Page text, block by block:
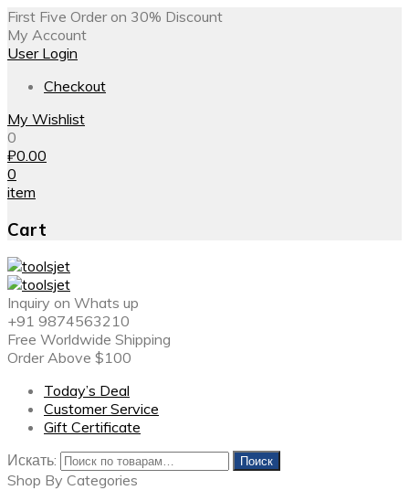
First Five Order on 30% Discount
My Account
User Login
Checkout
My Wishlist
0
₽0.00
0
item
Cart
Inquiry on Whats up
+91 9874563210
Free Worldwide Shipping
Order Above $100
Today’s Deal
Customer Service
Gift Certificate
Искать:
Поиск
Shop By Categories